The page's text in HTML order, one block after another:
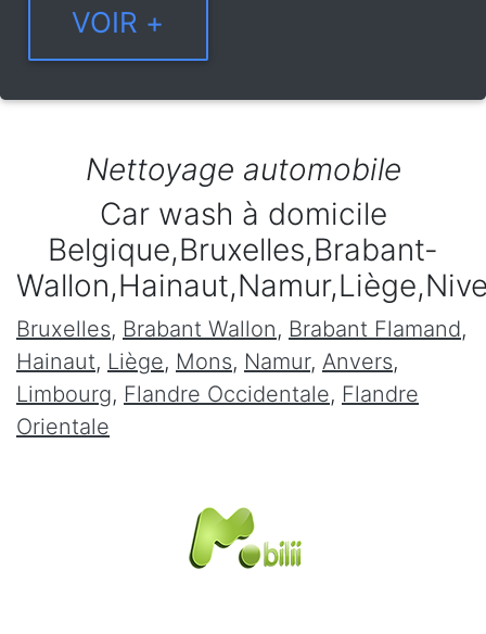
Nettoyage automobile
Car wash à domicile
Belgique,Bruxelles,Brabant-
Bruxelles, Brabant Wallon, Brabant Flamand,
Hainaut, Liège, Mons, Namur, Anvers,
Limbourg, Flandre Occidentale, Flandre
Orientale